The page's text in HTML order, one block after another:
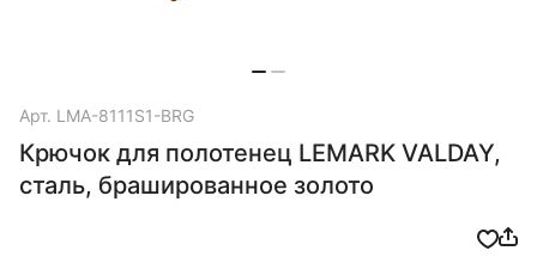
Арт. LMA-8111S1-BRG
Крючок для полотенец LEMARK VALDAY,
сталь, брашированное золото